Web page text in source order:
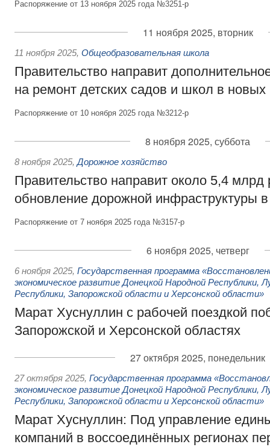
Распоряжение от 13 ноября 2025 года №3251-р
11 ноября 2025, вторник
11 ноября 2025, Общеобразовательная школа
Правительство направит
на ремонт детских садов и школ в новых
Распоряжение от 10 ноября 2025 года №3212-р
8 ноября 2025, суббота
8 ноября 2025, Дорожное хозяйство
Правительство направит около 5,4 млрд
обновление дорожной инфраструктуры
Распоряжение от 7 ноября 2025 года №3157-р
6 ноября 2025, четверг
6 ноября 2025, Государственная программа
экономическое развитие Донецкой Народной Республики,
Республики, Запорожской области и Херсонской области»
Марат Хуснуллин с рабочей поездкой
Запорожской и Херсонской областях
27 октября 2025, понедельник
27 октября 2025, Государственная программа
экономическое развитие Донецкой Народной Республики,
Республики, Запорожской области и Херсонской области»
Марат Хуснуллин: Под управление
компаний в воссоединённых регионах